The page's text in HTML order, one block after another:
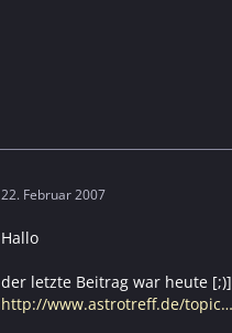
22. Februar 2007
Hallo
der letzte Beitrag war heute
http://www.astrotreff.de/